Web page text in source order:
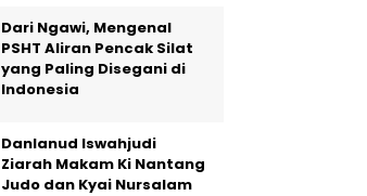
Dari Ngawi, Mengenal
PSHT Aliran Pencak Silat
yang Paling Disegani di
Indonesia
Danlanud Iswahjudi
Ziarah Makam Ki Nantang
Judo dan Kyai Nursalam